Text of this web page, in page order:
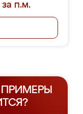
п.м.